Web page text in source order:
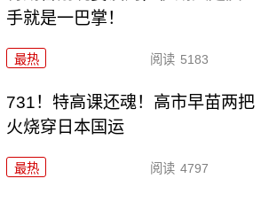
手就是一巴掌！
最热 阅读 5183
731！特高课还魂！高市早苗两把
火烧穿日本国运
最热 阅读 4797